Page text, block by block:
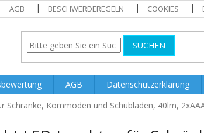
AGB BESCHWERDEREGELN COOKIES
SUCHEN
AGB Datenschutzerklärung
Schränke, Kommoden und Schubladen, 40lm,